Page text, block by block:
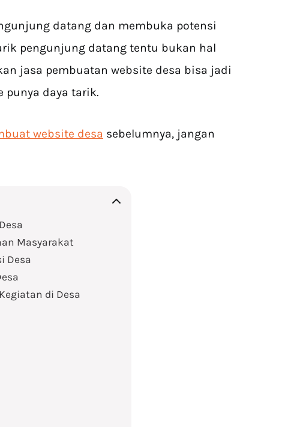
datang dan membuka potensi
pengunjung datang tentu bukan hal
jasa pembuatan website desa bisa jadi
punya daya tarik.
website desa sebelumnya, jangan
Masyarakat
Desa
di Desa